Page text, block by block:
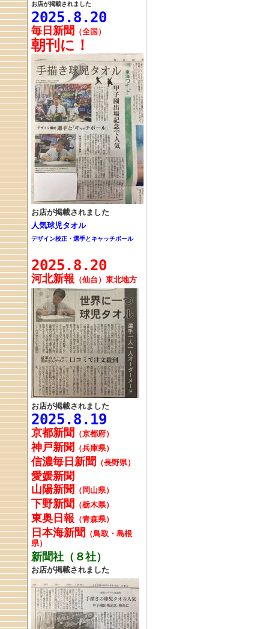
お店が掲載されました
2025.8.20
毎日新聞 （全国）
朝刊に！
お店が掲載されました
人気球児タオル
デザイン校正・選手とキャッチボール
2025.8.20
河北新報 （仙台）東北地方
お店が掲載されました
2025.8.19
京都新聞 （京都府）
神戸新聞 （兵庫県）
信濃毎日新聞 （長野県）
愛媛新聞
山陽新聞 （岡山県）
下野新聞 （栃木県）
東奥日報 （青森県）
日本海新聞 （鳥取・島根
県）
新聞社（８社）
お店が掲載されました